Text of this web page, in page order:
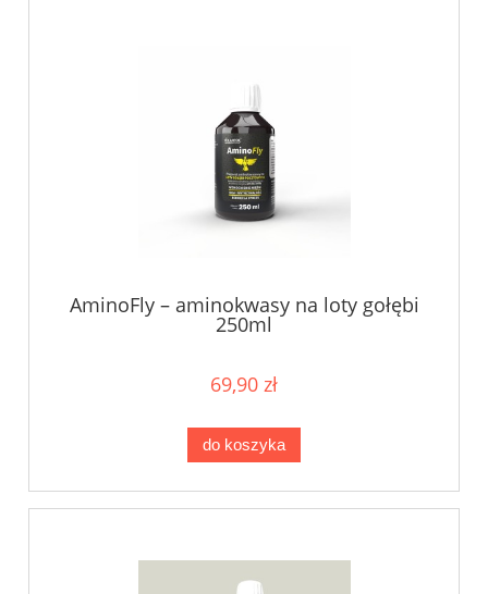
AminoFly – aminokwasy na loty gołębi
250ml
69,90 zł
do koszyka